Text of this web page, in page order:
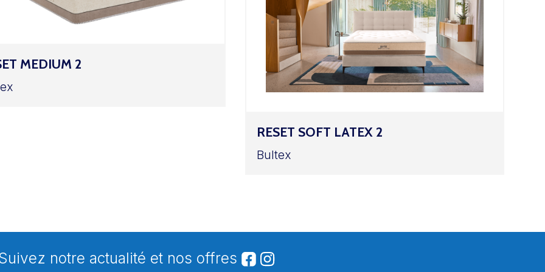
MEDIUM 2
RESET SOFT LATEX 2
Bultex
notre actualité et nos offres